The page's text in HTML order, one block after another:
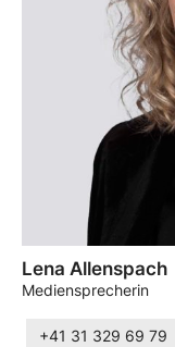
Lena Allenspach
Mediensprecherin
+41 31 329 69 79